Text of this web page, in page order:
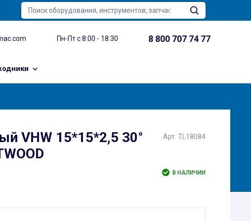
Пн-Пт с 8:00 - 18:30 8 800 707 74 77
VHW 15*15*2,5 30°
Арт. TL18084
В НАЛИЧИИ